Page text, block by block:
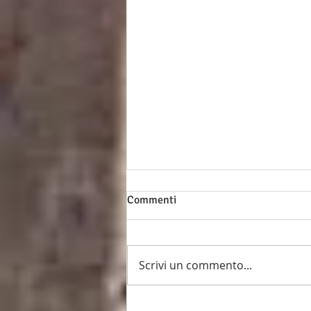
Commenti
Scrivi un commento...